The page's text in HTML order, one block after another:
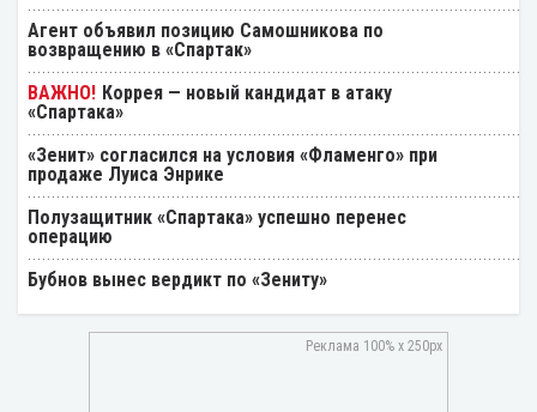
Агент объявил позицию Самошникова по
возвращению в «Спартак»
Коррея — новый кандидат в атаку
«Спартака»
«Зенит» согласился на условия «Фламенго» при
продаже Луиса Энрике
Полузащитник «Спартака» успешно перенес
операцию
Бубнов вынес вердикт по «Зениту»